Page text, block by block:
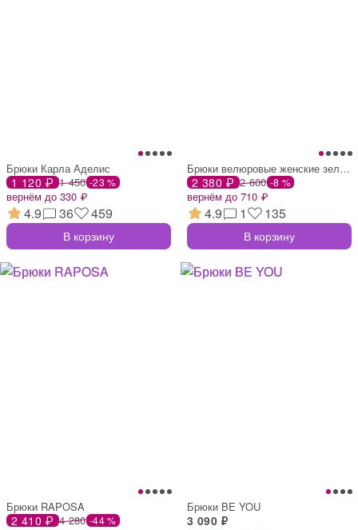
Брюки Карла Аделис
1 120 ₽ 1 450 -23 %
вернём до 330 ₽
4.9 36 459
В корзину
Брюки велюровые женские зеленые
2 380 ₽ 2 600 -8 %
вернём до 710 ₽
4.9 1 135
В корзину
Брюки RAPOSA
2 410 ₽ 4 280 -44 %
Брюки BE YOU
3 090 ₽